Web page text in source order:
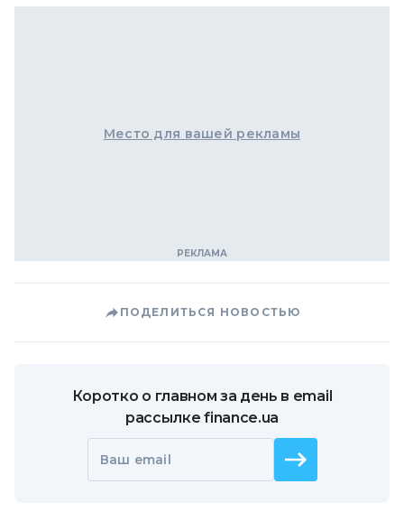
Место для вашей рекламы
ПОДЕЛИТЬСЯ НОВОСТЬЮ
Коротко о главном за день в email
рассылке finance.ua
Ваш email